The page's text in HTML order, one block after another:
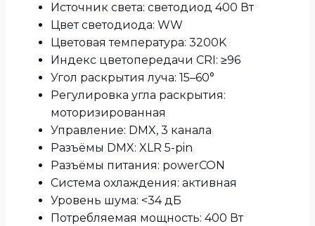
Источник света: светодиод 400 Вт
Цвет светодиода: WW
Цветовая температура: 3200K
Индекс цветопередачи CRI: ≥96
Угол раскрытия луча: 15–60°
Регулировка угла раскрытия:
моторизированная
Управление: DMX, 3 канала
Разъёмы DMX: XLR 5-pin
Разъёмы питания: powerCON
Система охлаждения: активная
Уровень шума: <34 дБ
Потребляемая мощность: 400 Вт